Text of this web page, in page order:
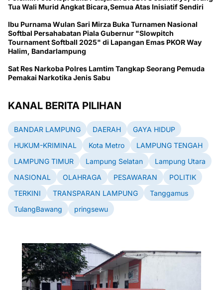
Tua Wali Murid Angkat Bicara,Semua Atas Inisiatif Sendiri
Ibu Purnama Wulan Sari Mirza Buka Turnamen Nasional
Softbal Persahabatan Piala Gubernur "Slowpitch
Tournament Softball 2025" di Lapangan Emas PKOR Way
Halim, Bandarlampung
Sat Res Narkoba Polres Lamtim Tangkap Seorang Pemuda
Pemakai Narkotika Jenis Sabu
KANAL BERITA PILIHAN
BANDAR LAMPUNG DAERAH
GAYA HIDUP
HUKUM-KRIMINAL
Kota Metro
LAMPUNG TENGAH
LAMPUNG TIMUR
Lampung Selatan
Lampung Utara
NASIONAL
OLAHRAGA PESAWARAN
POLITIK
TERKINI
TRANSPARAN LAMPUNG
Tanggamus
TulangBawang
pringsewu